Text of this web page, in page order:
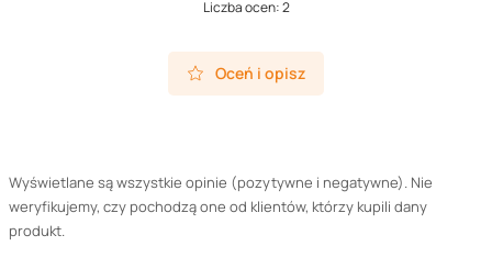
Liczba ocen: 2
Oceń i opisz
Wyświetlane są wszystkie opinie (pozytywne i negatywne). Nie
weryfikujemy, czy pochodzą one od klientów, którzy kupili dany
produkt.